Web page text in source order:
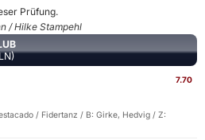
Prüfung.
/ Hilke Stampehl
7.70
/ Fidertanz / B: Girke, Hedvig / Z: